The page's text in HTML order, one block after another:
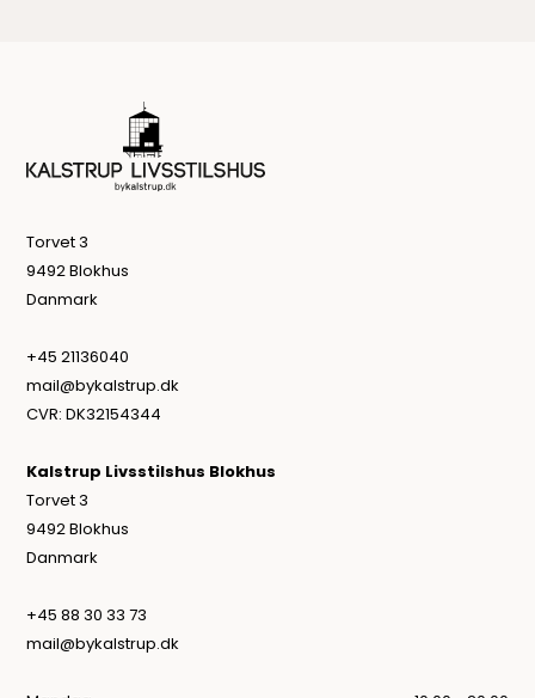
Torvet 3
9492 Blokhus
Danmark
+45 21136040
mail@bykalstrup.dk
CVR: DK32154344
Kalstrup Livsstilshus Blokhus
Torvet 3
9492 Blokhus
Danmark
+45 88 30 33 73
mail@bykalstrup.dk